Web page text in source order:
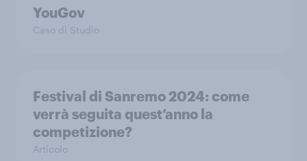
YouGov
Caso di Studio
Festival di Sanremo 2024: come
verrà seguita quest’anno la
competizione?
Articolo